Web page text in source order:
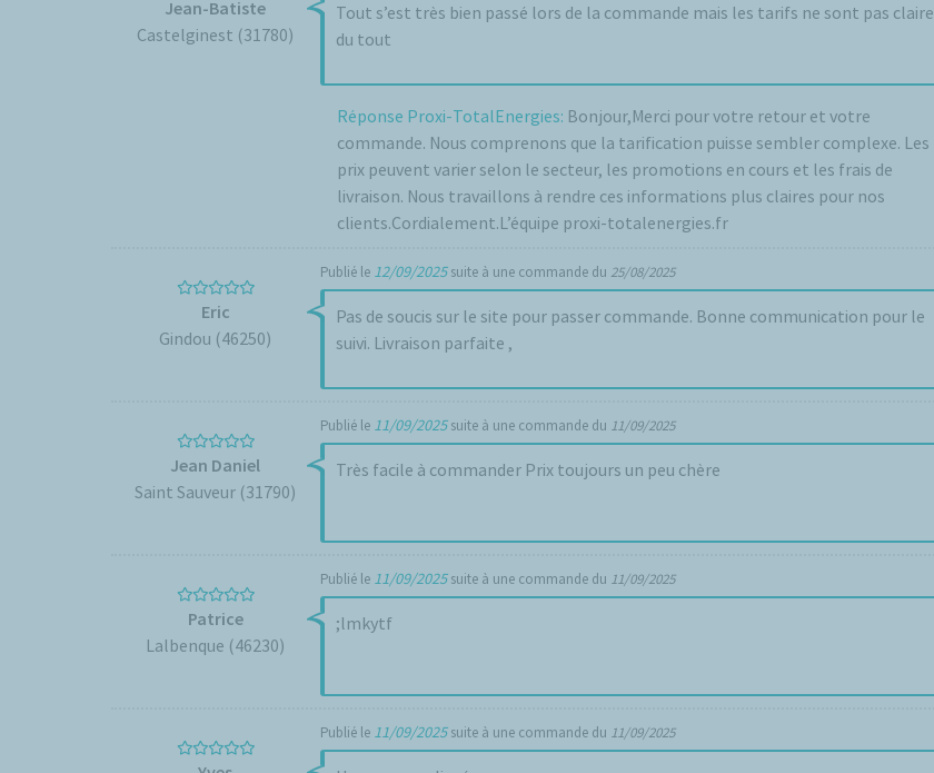
Jean-Batiste
Castelginest (31780)
Tout s’est très bien passé lors de la commande mais les tarifs ne sont pas claire
du tout
Réponse Proxi-TotalEnergies: Bonjour,Merci pour votre retour et votre
commande. Nous comprenons que la tarification puisse sembler complexe. Les
prix peuvent varier selon le secteur, les promotions en cours et les frais de
livraison. Nous travaillons à rendre ces informations plus claires pour nos
clients.Cordialement.L’équipe proxi-totalenergies.fr
Eric
Gindou (46250)
Publié le 12/09/2025suite à une commande du 25/08/2025
Pas de soucis sur le site pour passer commande. Bonne communication pour le
suivi. Livraison parfaite ,
Jean Daniel
Saint Sauveur (31790)
Publié le 11/09/2025suite à une commande du 11/09/2025
Très facile à commander Prix toujours un peu chère
Patrice
Lalbenque (46230)
Publié le 11/09/2025suite à une commande du 11/09/2025
;lmkytf
Publié le 11/09/2025suite à une commande du 11/09/2025